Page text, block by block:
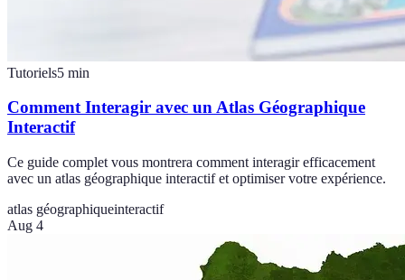
Tutoriels5 min
Comment Interagir avec un Atlas Géographique
Interactif
Ce guide complet vous montrera comment interagir efficacement
avec un atlas géographique interactif et optimiser votre expérience.
atlas géographiqueinteractif
Aug 4